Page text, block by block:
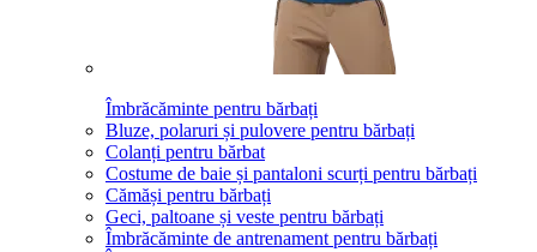
Îmbrăcăminte pentru bărbați
Bluze, polaruri și pulovere pentru bărbați
Colanți pentru bărbat
Costume de baie și pantaloni scurți pentru bărbați
Cămăși pentru bărbați
Geci, paltoane și veste pentru bărbați
Îmbrăcăminte de antrenament pentru bărbați